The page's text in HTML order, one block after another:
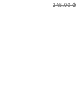
245.00₾